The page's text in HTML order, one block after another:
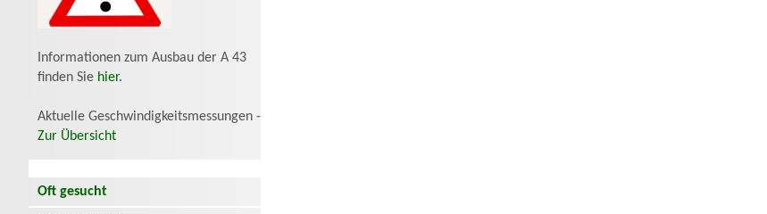
Informationen zum Ausbau der A 43
finden Sie hier.
Aktuelle Geschwindigkeitsmessungen -
Zur Übersicht
Oft gesucht